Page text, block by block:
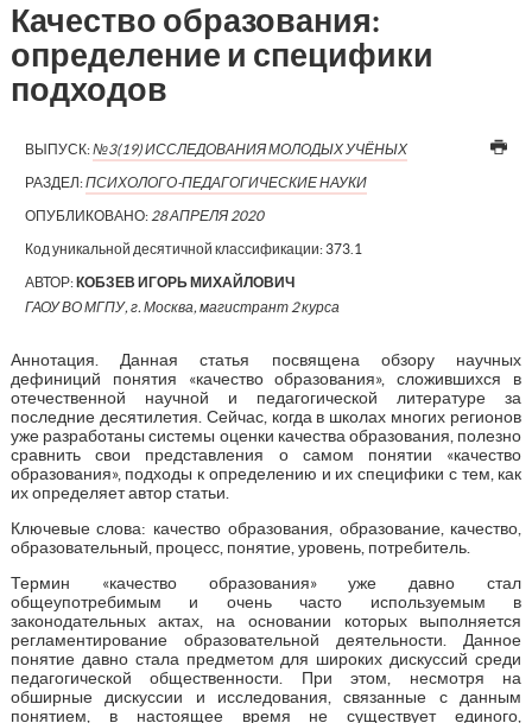
Качество образования:
определение и специфики
подходов
ВЫПУСК:№3(19) ИССЛЕДОВАНИЯ МОЛОДЫХ УЧЁНЫХ
РАЗДЕЛ:ПСИХОЛОГО-ПЕДАГОГИЧЕСКИЕ НАУКИ
ОПУБЛИКОВАНО: 28 АПРЕЛЯ 2020
Код уникальной десятичной классификации: 373.1
АВТОР:КОБЗЕВ ИГОРЬ МИХАЙЛОВИЧ
ГАОУ ВО МГПУ, г. Москва, магистрант 2 курса
Аннотация. Данная статья посвящена обзору научных
дефиниций понятия «качество образования», сложившихся в
отечественной научной и педагогической литературе за
последние десятилетия. Сейчас, когда в школах многих регионов
уже разработаны системы оценки качества образования, полезно
сравнить свои представления о самом понятии «качество
образования», подходы к определению и их специфики с тем, как
их определяет автор статьи.
Ключевые слова: качество образования, образование, качество,
образовательный, процесс, понятие, уровень, потребитель.
Термин «качество образования» уже давно стал
общеупотребимым и очень часто используемым в
законодательных актах, на основании которых выполняется
регламентирование образовательной деятельности. Данное
понятие давно стала предметом для широких дискуссий среди
педагогической общественности. При этом, несмотря на
обширные дискуссии и исследования, связанные с данным
понятием, в настоящее время не существует единого,